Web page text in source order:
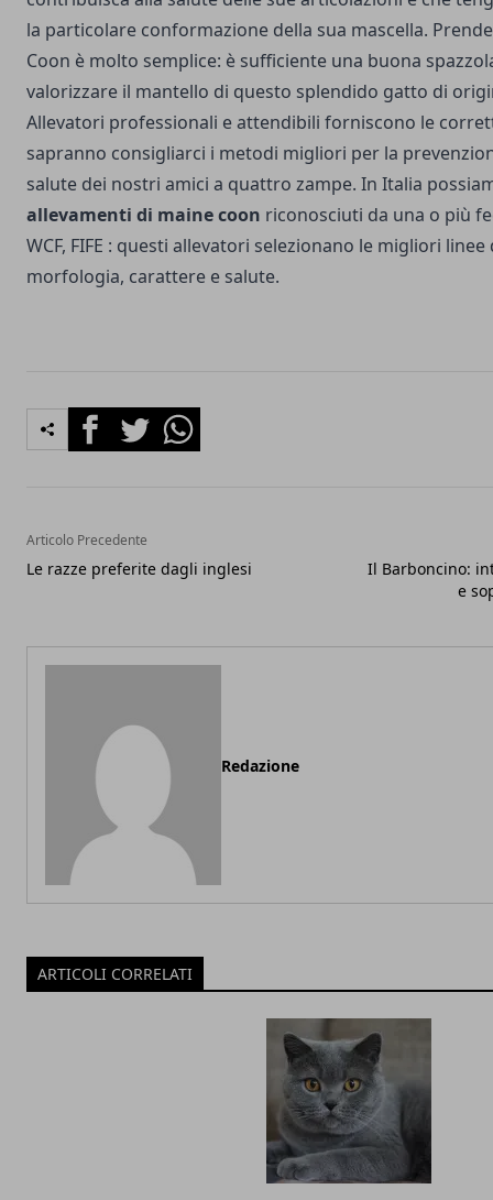
la particolare conformazione della sua mascella.
Coon è molto semplice: è sufficiente una buona
valorizzare il mantello di questo splendido gatto di
Allevatori professionali e attendibili forniscono le
sapranno consigliarci i metodi migliori per la
salute dei nostri amici a quattro zampe. In Italia
allevamenti di maine coon riconosciuti da una o più
WCF, FIFE : questi allevatori selezionano le migliori
morfologia, carattere e salute.
FacebookTwitterWhatsapp
Articolo Precedente
Le razze preferite dagli inglesi
Il Barboncino:
e
Redazione
ARTICOLI CORRELATI